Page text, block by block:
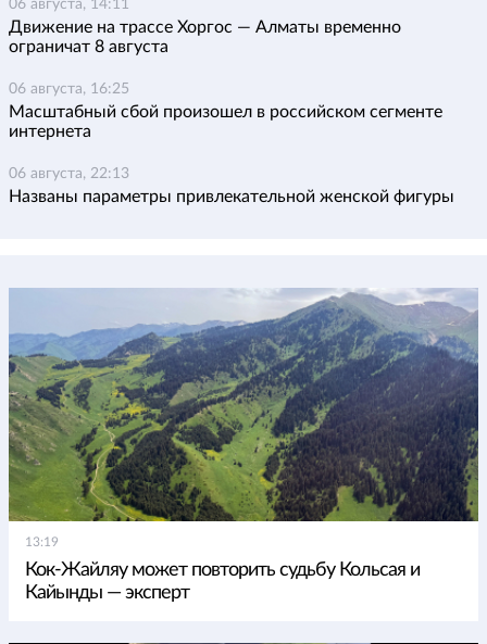
06 августа, 14:11
Движение на трассе Хоргос — Алматы временно
ограничат 8 августа
06 августа, 16:25
Масштабный сбой произошел в российском сегменте
интернета
06 августа, 22:13
Названы параметры привлекательной женской фигуры
13:19
Кок-Жайляу может повторить судьбу Кольсая и
Кайынды — эксперт